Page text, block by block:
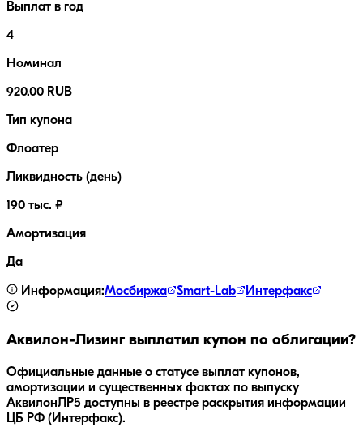
Выплат в год
4
Номинал
920.00 RUB
Тип купона
Флоатер
Ликвидность (день)
190 тыс. ₽
Амортизация
Да
Информация:Мосбиржа Smart-Lab Интерфакс
Аквилон-Лизинг выплатил купон по облигации?
Официальные данные о статусе выплат купонов,
амортизации и существенных фактах по выпуску
АквилонЛР5 доступны в реестре раскрытия информации
ЦБ РФ (Интерфакс).